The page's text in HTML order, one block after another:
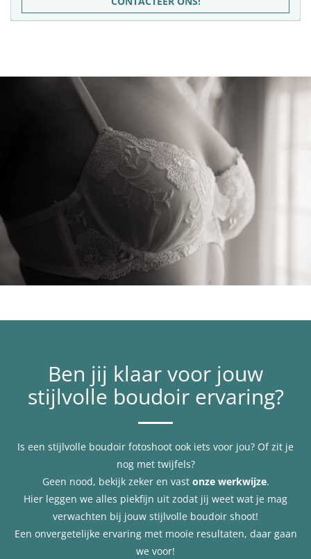
Ben jij klaar voor jouw
stijlvolle boudoir ervaring?
Is een stijlvolle boudoir fotoshoot ook iets voor jou? Of zit je
nog met twijfels?
Geen nood, bekijk zeker en vast onze werkwijze.
Hier leggen we alles piekfijn uit zodat jij weet wat je mag
verwachten bij jouw stijlvolle boudoir shoot!
Een onvergetelijke ervaring met mooie resultaten, daar gaan
we voor!